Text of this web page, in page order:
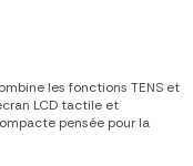
les fonctions TENS et
LCD tactile et
pensée pour la